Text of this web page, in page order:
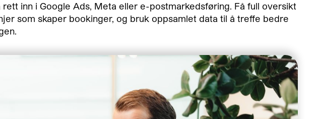
inn i Google Ads, Meta eller e-postmarkedsføring. Få full oversikt
som skaper bookinger, og bruk oppsamlet data til å treffe bedre